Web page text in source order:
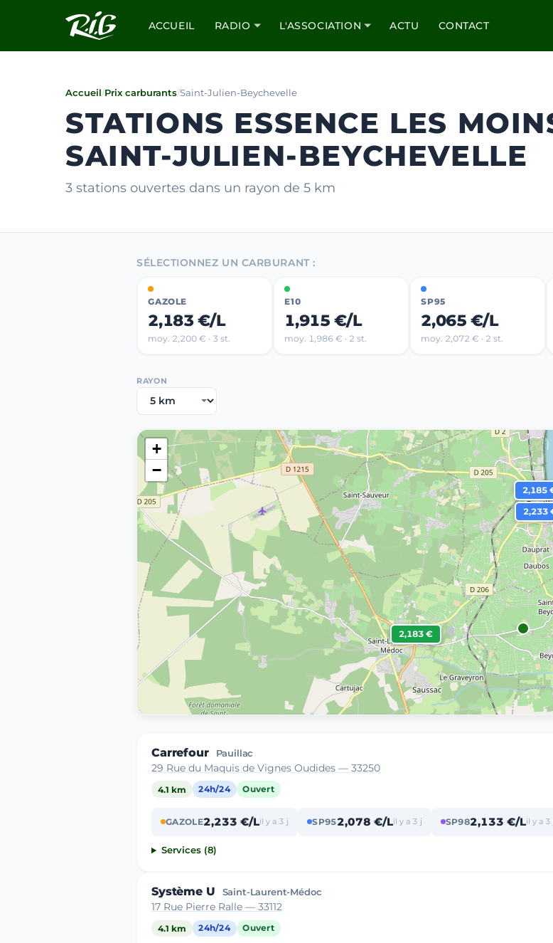
ACCUEIL RADIO L'ASSOCIATION ACTU CONTACT
Accueil/Prix carburants/Saint-Julien-Beychevelle
STATIONS ESSENCE LES
SAINT-JULIEN-BEYCHEVELLE
3 stations ouvertes dans un rayon de 5 km
SÉLECTIONNEZ UN CARBURANT :
GAZOLE
2,183 €/L
moy. 2,200 € · 3 st.
E10
1,915 €/L
moy. 1,986 € · 2 st.
SP95
2,065 €/L
moy. 2,072 € · 2 st.
RAYON
2,233
2,183 €
2,185
+
−
Carrefour Pauillac
29 Rue du Maquis de Vignes Oudides — 33250
4.1 km 24h/24 Ouvert
GAZOLE2,233 €/Lil y a 3 j SP952,078 €/Lil y a 3 j SP982,133 €/Lil y a 3
Services (8)
Système U Saint-Laurent-Médoc
17 Rue Pierre Ralle — 33112
4.1 km 24h/24 Ouvert